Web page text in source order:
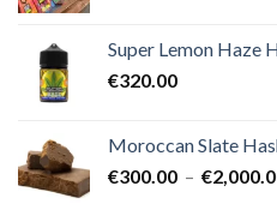
Super Lemon Haze
€320.00
Moroccan Slate
€300.00 – €